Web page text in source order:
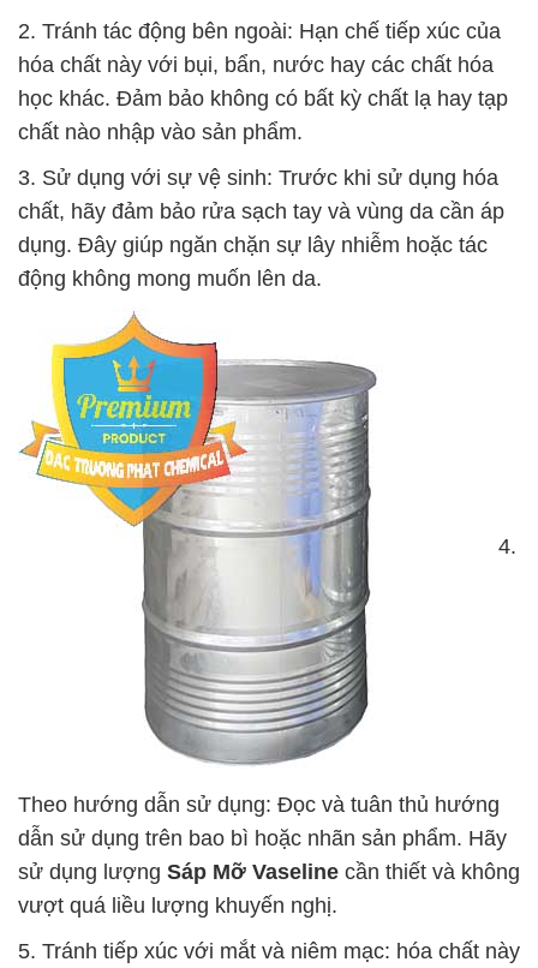
2. Tránh tác động bên ngoài: Hạn chế tiếp xúc của
hóa chất này với bụi, bẩn, nước hay các chất hóa
học khác. Đảm bảo không có bất kỳ chất lạ hay tạp
chất nào nhập vào sản phẩm.
3. Sử dụng với sự vệ sinh: Trước khi sử dụng hóa
chất, hãy đảm bảo rửa sạch tay và vùng da cần áp
dụng. Đây giúp ngăn chặn sự lây nhiễm hoặc tác
động không mong muốn lên da.
4.
Theo hướng dẫn sử dụng: Đọc và tuân thủ hướng
dẫn sử dụng trên bao bì hoặc nhãn sản phẩm. Hãy
sử dụng lượng Sáp Mỡ Vaseline cần thiết và không
vượt quá liều lượng khuyến nghị.
5. Tránh tiếp xúc với mắt và niêm mạc: hóa chất này